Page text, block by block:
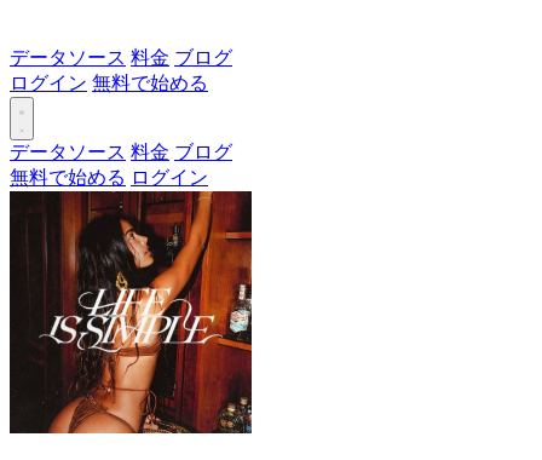
データソース 料金 ブログ
ログイン 無料で始める
データソース 料金 ブログ
無料で始める ログイン